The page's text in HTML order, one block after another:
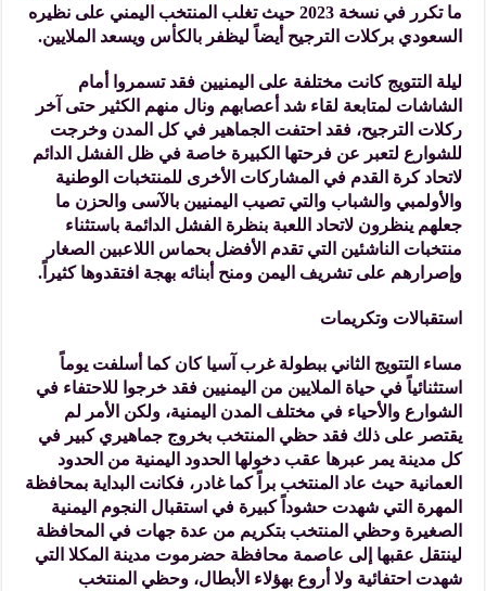
ما تكرر في نسخة 2023 حيث تغلب المنتخب اليمني على نظيره
السعودي بركلات الترجيح أيضاً ليظفر بالكأس ويسعد الملايين.
ليلة التتويج كانت مختلفة على اليمنيين فقد تسمروا أمام
الشاشات لمتابعة لقاء شد أعصابهم ونال منهم الكثير حتى آخر
ركلات الترجيح، فقد احتفت الجماهير في كل المدن وخرجت
للشوارع لتعبر عن فرحتها الكبيرة خاصة في ظل الفشل الدائم
لاتحاد كرة القدم في المشاركات الأخرى للمنتخبات الوطنية
والأولمبي والشباب والتي تصيب اليمنيين بالآسى والحزن ما
جعلهم ينظرون لاتحاد اللعبة بنظرة الفشل الدائمة باستثناء
منتخبات الناشئين التي تقدم الأفضل بحماس اللاعبين الصغار
وإصرارهم على تشريف اليمن ومنح أبنائه بهجة افتقدوها كثيراً.
استقبالات وتكريمات
مساء التتويج الثاني ببطولة غرب آسيا كان كما أسلفت يوماً
استثنائياً في حياة الملايين من اليمنيين فقد خرجوا للاحتفاء في
الشوارع والأحياء في مختلف المدن اليمنية، ولكن الأمر لم
يقتصر على ذلك فقد حظي المنتخب بخروج جماهيري كبير في
كل مدينة يمر عبرها عقب دخولها الحدود اليمنية من الحدود
العمانية حيث عاد المنتخب براً كما غادر، فكانت البداية بمحافظة
المهرة التي شهدت حشوداً كبيرة في استقبال النجوم اليمنية
الصغيرة وحظي المنتخب بتكريم من عدة جهات في المحافظة
لينتقل عقبها إلى عاصمة محافظة حضرموت مدينة المكلا التي
شهدت احتفائية ولا أروع بهؤلاء الأبطال، وحظي المنتخب